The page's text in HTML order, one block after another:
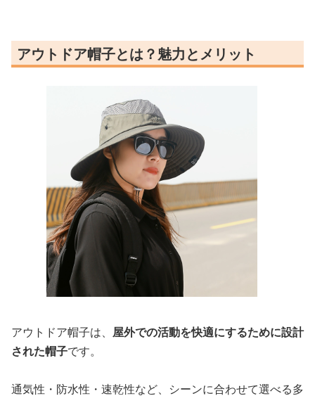
アウトドア帽子とは？魅力とメリット
アウトドア帽子は、 屋外での活動を快適にするために設計
された帽子です。
通気性・防水性・速乾性など、シーンに合わせて選べる多